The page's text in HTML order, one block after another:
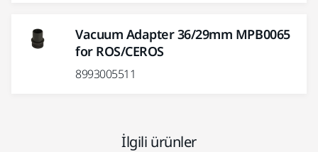
Vacuum Adapter 36/29mm MPB0065
for ROS/CEROS
8993005511
İlgili ürünler